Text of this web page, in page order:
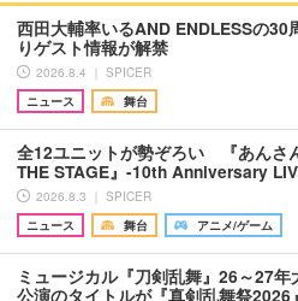
西田大輔率いるAND ENDLESSの30
りゲスト情報が解禁
2026.8.4 ｜ SPICER
ニュース
舞台
全12ユニットが勢ぞろい 『あんさ
THE STAGE』-10th Anniversary
2026.8.3 ｜ SPICER
ニュース
舞台 アニメ/ゲーム
ミュージカル『刀剣乱舞』26～27
公演のタイトルが『真剣乱舞祭2026